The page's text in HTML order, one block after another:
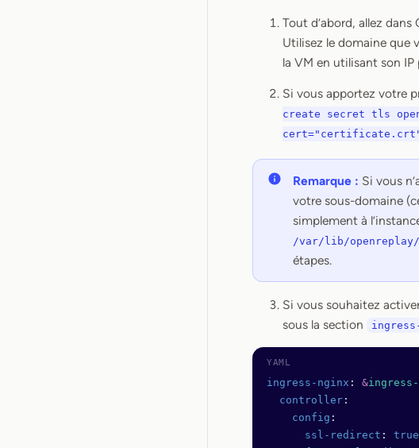
Tout d’abord, allez
Utilisez le domaine que
la VM en utilisant son
Si vous apportez votre
create secret tls
Remarque : Si vous
votre sous-domaine
simplement à
/var/lib/openreplay/
étapes.
Si vous souhaitez
sous la section
ingress-nginx : &
  controller
:
    config
:
      ssl-redirect
: true